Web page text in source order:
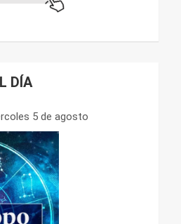
DÍA
5 de agosto